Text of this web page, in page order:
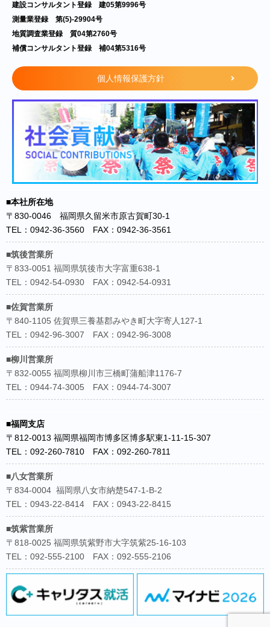
建設コンサルタント登録 建05第9996号
測量業登録 第(5)-29904号
地質調査業登録 質04第2760号
補償コンサルタント登録 補04第5316号
個人情報保護方針
■本社所在地
〒830-0046 福岡県久留米市原古賀町30-1
TEL：0942-36-3560 FAX：0942-36-3561
■筑後営業所
〒833-0051 福岡県筑後市大字富重638-1
TEL：0942-54-0930 FAX：0942-54-0931
■佐賀営業所
〒840-1105 佐賀県三養基郡みやき町大字寄人127-1
TEL：0942-96-3007 FAX：0942-96-3008
■柳川営業所
〒832-0055 福岡県柳川市三橋町蒲船津1176-7
TEL：0944-74-3005 FAX：0944-74-3007
■福岡支店
〒812-0013 福岡県福岡市博多区博多駅東1-11-15-307
TEL：092-260-7810 FAX：092-260-7811
■八女営業所
〒834-0004 福岡県八女市納楚547-1-B-2
TEL：0943-22-8414 FAX：0943-22-8415
■筑紫営業所
〒818-0025 福岡県筑紫野市大字筑紫25-16-103
TEL：092-555-2100 FAX：092-555-2106